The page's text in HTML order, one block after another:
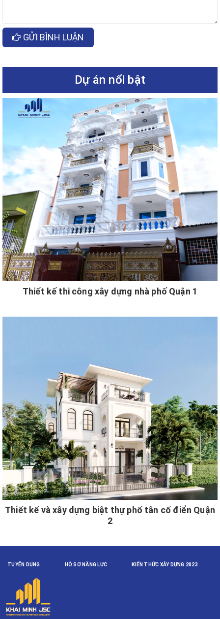
GỬI BÌNH LUẬN
Dự án nổi bật
Thiết kế thi công xây dựng nhà phố Quận 1
Thiết kế và xây dựng biệt thự phố tân cổ điển Quận
2
TUYỂN DỤNG HỒ SƠ NĂNG LỰC KIẾN THỨC XÂY DỰNG 2023